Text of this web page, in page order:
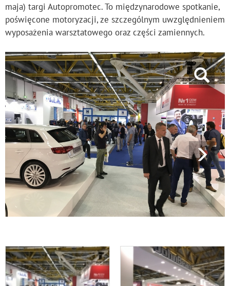
maja) targi Autopromotec. To międzynarodowe spotkanie,
poświęcone motoryzacji, ze szczególnym uwzględnieniem
wyposażenia warsztatowego oraz części zamiennych.